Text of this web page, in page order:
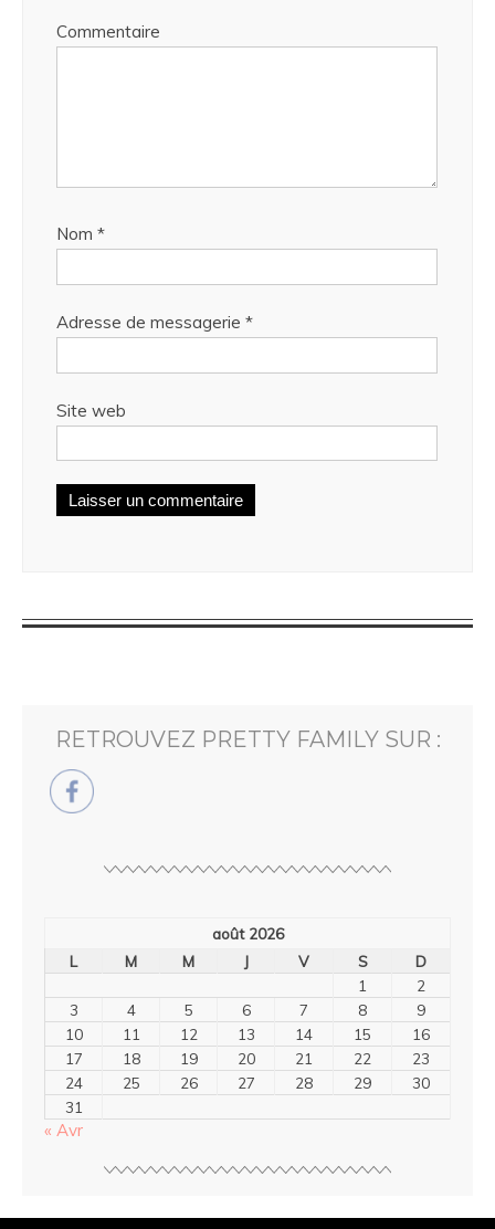
Commentaire
Nom *
Adresse de messagerie *
Site web
RETROUVEZ PRETTY FAMILY SUR :
août 2026
L
M M J V S
D
1
2
3
4 5 6 7 8
9
10
11 12 13 14 15
16
17
18 19 20 21 22
23
24
25 26 27 28 29
30
31
« Avr